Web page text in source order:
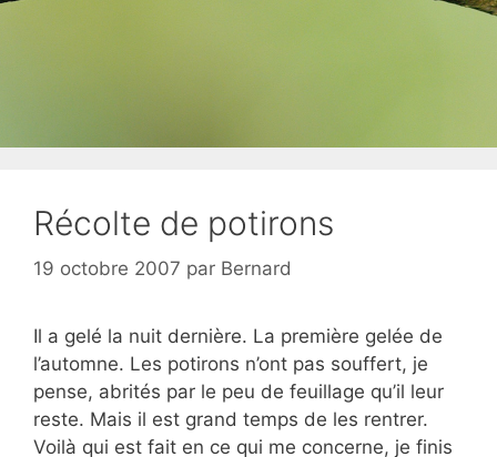
Récolte de potirons
19 octobre 2007 par Bernard
Il a gelé la nuit dernière. La première gelée de
l’automne. Les potirons n’ont pas souffert, je
pense, abrités par le peu de feuillage qu’il leur
reste. Mais il est grand temps de les rentrer.
Voilà qui est fait en ce qui me concerne, je finis